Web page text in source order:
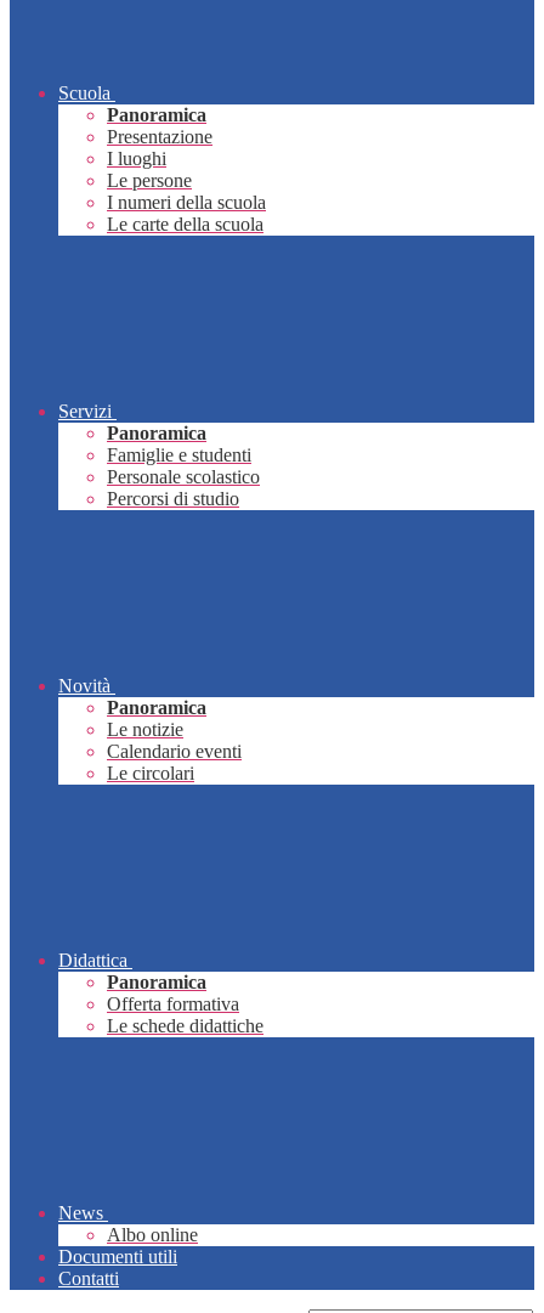
Scuola
Panoramica
Presentazione
I luoghi
Le persone
I numeri della scuola
Le carte della scuola
Servizi
Panoramica
Famiglie e studenti
Personale scolastico
Percorsi di studio
Novità
Panoramica
Le notizie
Calendario eventi
Le circolari
Didattica
Panoramica
Offerta formativa
Le schede didattiche
News
Albo online
Documenti utili
Contatti